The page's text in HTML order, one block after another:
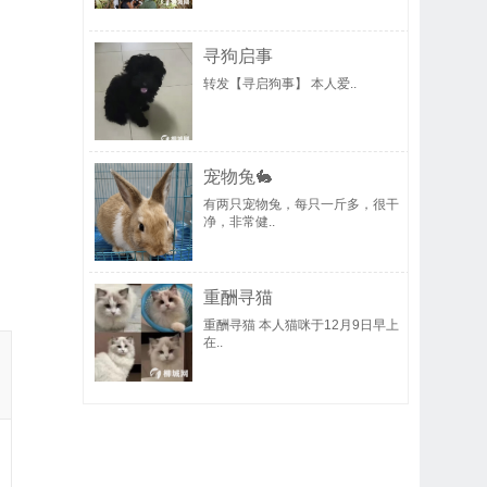
寻狗启事
转发【寻启狗‬事】 ​ 本人‬爱..
宠物兔🐇
有两只宠物兔，每只一斤多，很干
净，非常健..
重酬寻猫
重酬寻猫 本人猫咪于12月9日早上
在..